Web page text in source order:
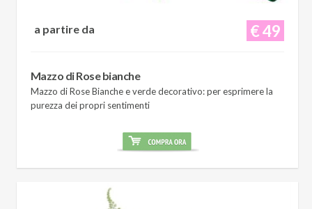
€ 49
a partire da
Mazzo di Rose bianche
Mazzo di Rose Bianche e verde decorativo: per esprimere la
purezza dei propri sentimenti